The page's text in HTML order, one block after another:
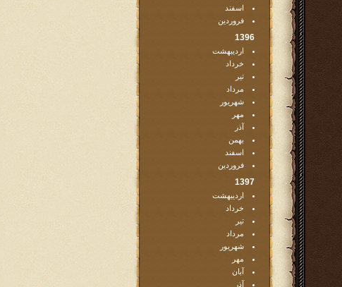
اسفند
فروردین
1396
اردیبهشت
خرداد
تیر
مرداد
شهریور
مهر
آذر
بهمن
اسفند
فروردین
1397
اردیبهشت
خرداد
تیر
مرداد
شهریور
مهر
آبان
آذر